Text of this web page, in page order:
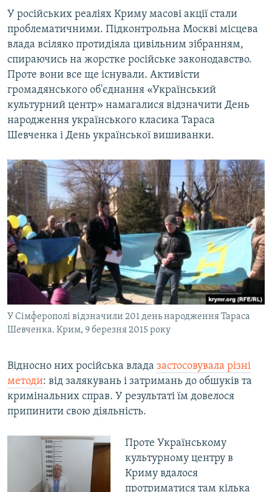
У російських реаліях Криму масові акції стали
проблематичними. Підконтрольна Москві місцева
влада всіляко протидіяла цивільним зібранням,
спираючись на жорстке російське законодавство.
Проте вони все ще існували. Активісти
громадянського об'єднання «Український
культурний центр» намагалися відзначити День
народження українського класика Тараса
Шевченка і День української вишиванки.
У Сімферополі відзначили 201 день народження Тараса
Шевченка. Крим, 9 березня 2015 року
Відносно них російська влада застосовувала різні
методи: від залякувань і затримань до обшуків та
кримінальних справ. У результаті їм довелося
припинити свою діяльність.
Проте Українському
культурному центру в
Криму вдалося
протриматися там кілька